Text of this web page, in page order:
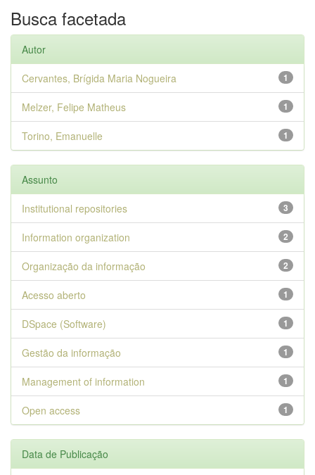
Busca facetada
Autor
1
Cervantes, Brígida Maria Nogueira
1
Melzer, Felipe Matheus
1
Torino, Emanuelle
Assunto
3
Institutional repositories
2
Information organization
2
Organização da informação
1
Acesso aberto
1
DSpace (Software)
1
Gestão da informação
1
Management of information
1
Open access
Data de Publicação